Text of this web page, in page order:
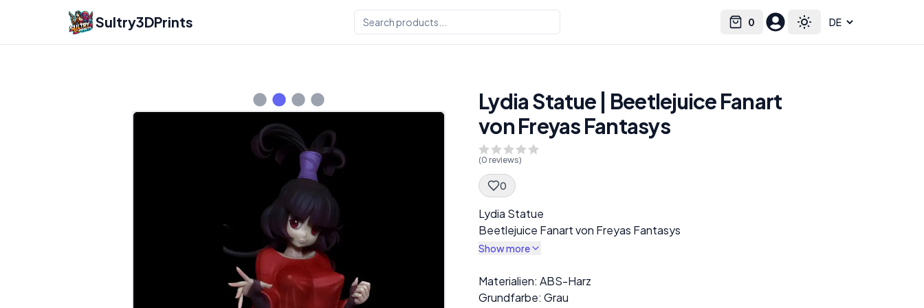
Sultry3DPrints 0
Cart Toggle theme
Select language
Lydia Statue | Beetlejuice Fanart
von Freyas Fantasys
(0 reviews)
0
Spec Description
Lydia Statue
Beetlejuice Fanart von Freyas Fantasys
Show more
Description
Materialien: ABS-Harz
Grundfarbe: Grau